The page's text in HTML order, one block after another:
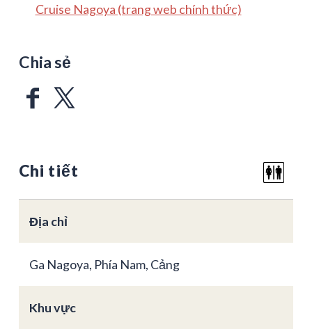
Cruise Nagoya (trang web chính thức)
Chia sẻ
Chi tiết
Địa chỉ
Ga Nagoya, Phía Nam, Cảng
Khu vực